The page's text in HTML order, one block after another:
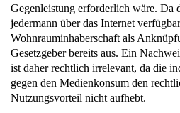
Gegenleistung erforderlich wäre. Da
jedermann über das Internet
Wohnrauminhaberschaft als
Gesetzgeber bereits aus. Ein
ist daher rechtlich irrelevant, da die
gegen den Medienkonsum den
Nutzungsvorteil nicht aufhebt.